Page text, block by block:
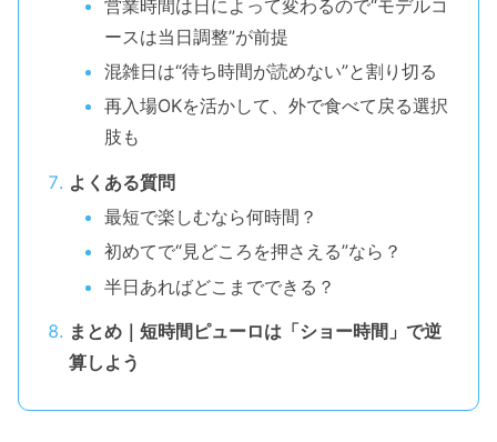
営業時間は日によって変わるので“モデルコ
ースは当日調整”が前提
混雑日は“待ち時間が読めない”と割り切る
再入場OKを活かして、外で食べて戻る選択
肢も
よくある質問
最短で楽しむなら何時間？
初めてで“見どころを押さえる”なら？
半日あればどこまでできる？
まとめ｜短時間ピューロは「ショー時間」で逆
算しよう